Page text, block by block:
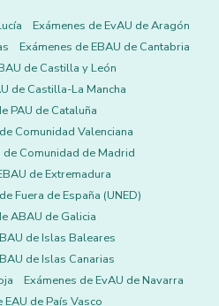
Exámenes de EvAU de Aragón
Exámenes de EBAU de Cantabria
de Castilla y León
de Castilla-La Mancha
PAU de Cataluña
Comunidad Valenciana
de Comunidad de Madrid
de Extremadura
Fuera de España (UNED)
ABAU de Galicia
de Islas Baleares
de Islas Canarias
Exámenes de EvAU de Navarra
EAU de País Vasco